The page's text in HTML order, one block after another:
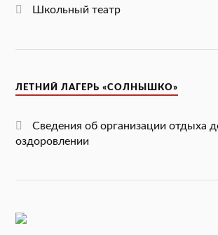
Школьный театр
ЛЕТНИЙ ЛАГЕРЬ «СОЛНЫШКО»
Сведения об организации отдыха
оздоровлении